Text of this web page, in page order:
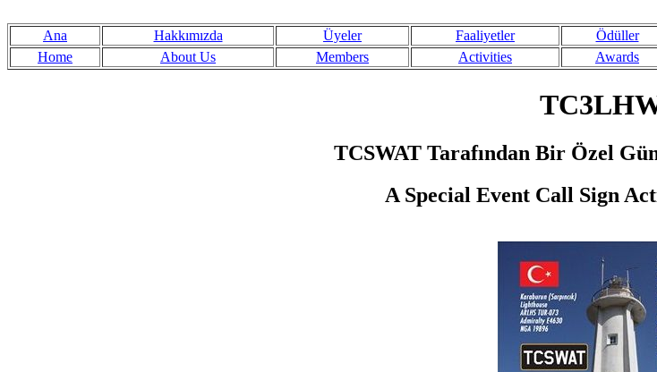
Ana Hakkımızda Üyeler Faaliyetler Ödüller
Home
About Us Members Activities Awards
TCSWAT Tarafından Bir Özel
A Special Event Call Sign